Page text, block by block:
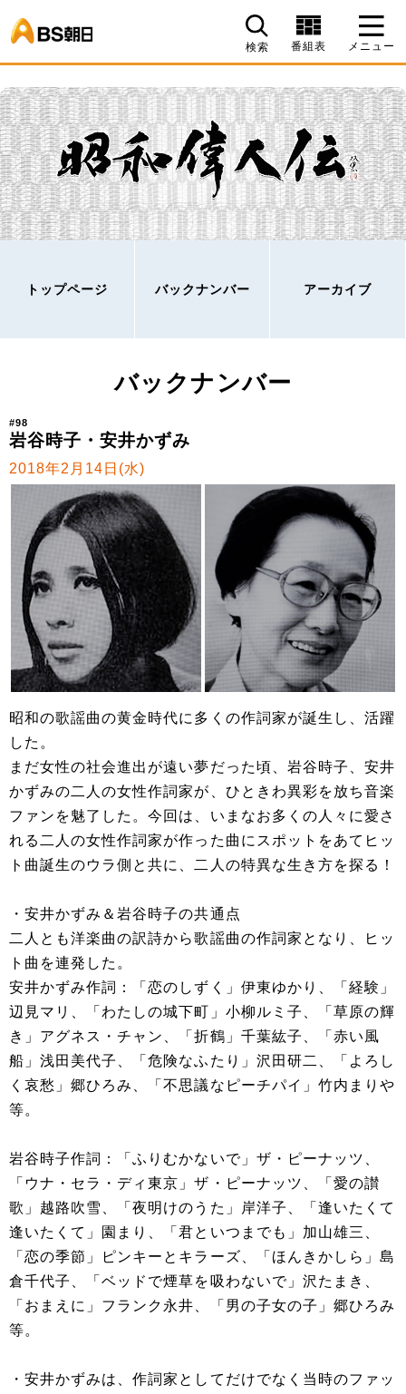
検索 番組表 メニュー
トップページ バックナンバー アーカイブ
バックナンバー
#98
岩谷時子・安井かずみ
2018年2月14日(水)
昭和の歌謡曲の黄金時代に多くの作詞家が誕生し、活躍
した。
まだ女性の社会進出が遠い夢だった頃、岩谷時子、安井
かずみの二人の女性作詞家が、ひときわ異彩を放ち音楽
ファンを魅了した。今回は、いまなお多くの人々に愛さ
れる二人の女性作詞家が作った曲にスポットをあてヒッ
ト曲誕生のウラ側と共に、二人の特異な生き方を探る！
・安井かずみ＆岩谷時子の共通点
二人とも洋楽曲の訳詩から歌謡曲の作詞家となり、ヒッ
ト曲を連発した。
安井かずみ作詞：「恋のしずく」伊東ゆかり、「経験」
辺見マリ、「わたしの城下町」小柳ルミ子、「草原の輝
き」アグネス・チャン、「折鶴」千葉紘子、「赤い風
船」浅田美代子、「危険なふたり」沢田研二、「よろし
く哀愁」郷ひろみ、「不思議なピーチパイ」竹内まりや
等。
岩谷時子作詞：「ふりむかないで」ザ・ピーナッツ、
「ウナ・セラ・ディ東京」ザ・ピーナッツ、「愛の讃
歌」越路吹雪、「夜明けのうた」岸洋子、「逢いたくて
逢いたくて」園まり、「君といつまでも」加山雄三、
「恋の季節」ピンキーとキラーズ、「ほんきかしら」島
倉千代子、「ベッドで煙草を吸わないで」沢たまき、
「おまえに」フランク永井、「男の子女の子」郷ひろみ
等。
・安井かずみは、作詞家としてだけでなく当時のファッ